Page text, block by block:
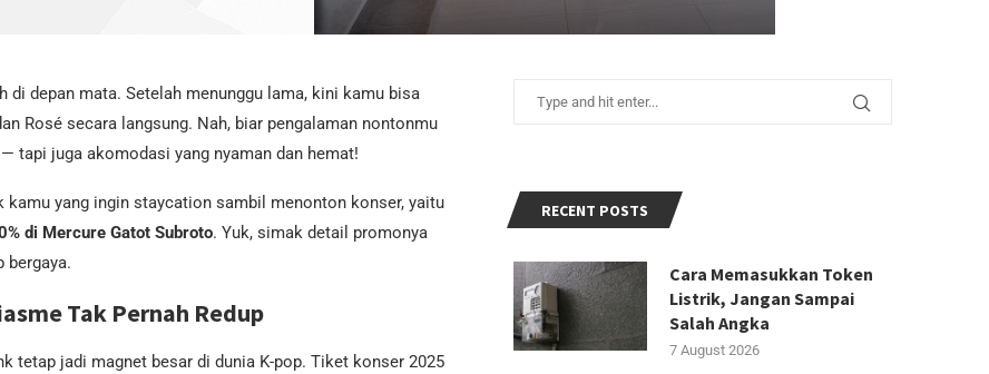
di depan mata. Setelah menunggu lama, kini kamu bisa
Rosé secara langsung. Nah, biar pengalaman nontonmu
tapi juga akomodasi yang nyaman dan hemat!
kamu yang ingin staycation sambil menonton konser, yaitu
di Mercure Gatot Subroto. Yuk, simak detail promonya
bergaya.
Tak Pernah Redup
tetap jadi magnet besar di dunia K-pop. Tiket konser 2025
RECENT POSTS
Cara Memasukkan Token
Listrik, Jangan Sampai
Salah Angka
7 August 2026